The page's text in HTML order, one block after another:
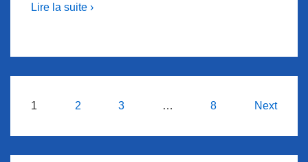
Lire la suite ›
Navigation
articles
1 2 3 … 8 Next